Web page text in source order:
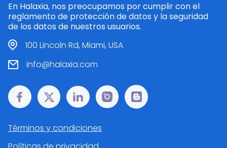
En Halaxia, nos preocupamos por cumplir con el
reglamento de protección de datos y la seguridad
de los datos de nuestros usuarios.
100 Lincoln Rd, Miami, USA
info@halaxia.com
Términos y condiciones